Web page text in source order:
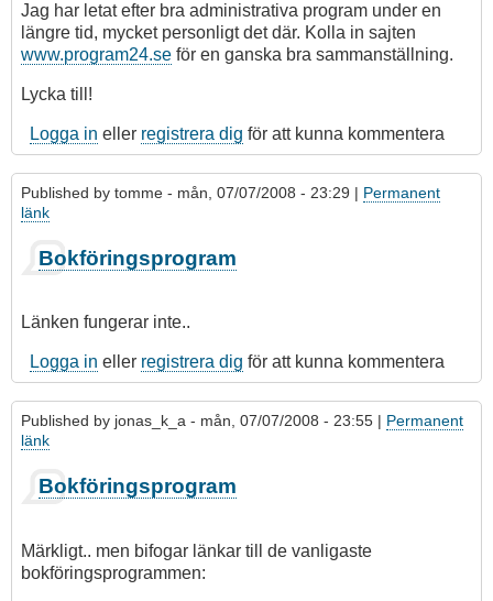
Jag har letat efter bra administrativa program under en
längre tid, mycket personligt det där. Kolla in sajten
www.program24.se för en ganska bra sammanställning.
Lycka till!
Logga in eller registrera dig för att kunna kommentera
Published by tomme - mån, 07/07/2008 - 23:29 | Permanent
länk
Bokföringsprogram
Länken fungerar inte..
Logga in eller registrera dig för att kunna kommentera
Published by jonas_k_a - mån, 07/07/2008 - 23:55 | Permanent
länk
Bokföringsprogram
Märkligt.. men bifogar länkar till de vanligaste
bokföringsprogrammen: